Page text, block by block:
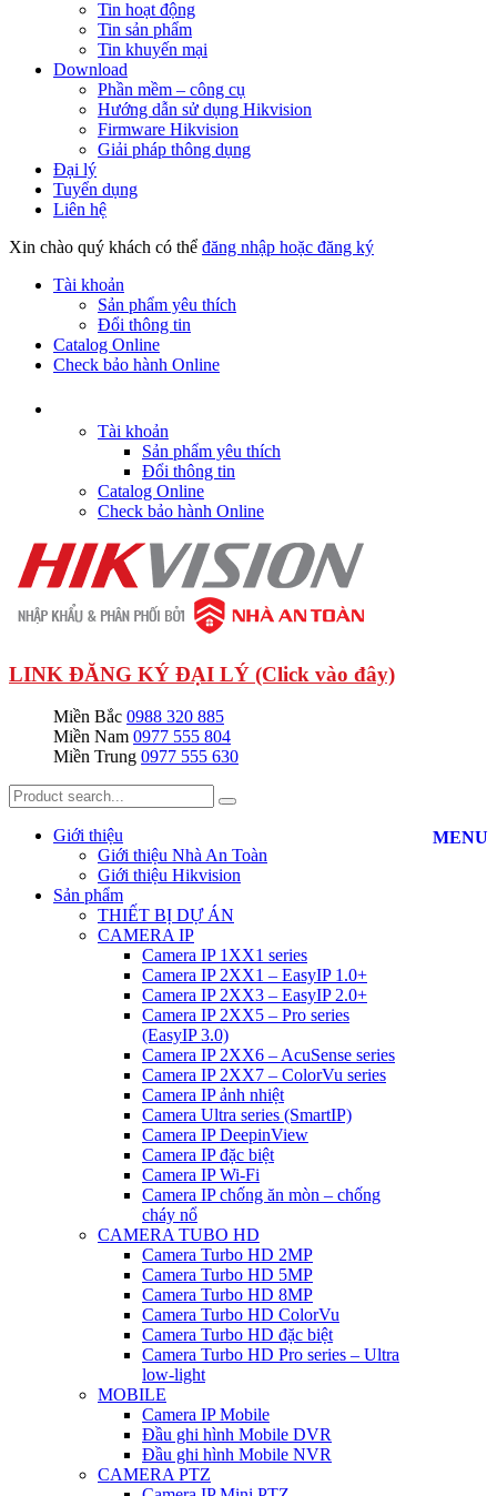
Tin hoạt động
Tin sản phẩm
Tin khuyến mại
Download
Phần mềm – công cụ
Hướng dẫn sử dụng Hikvision
Firmware Hikvision
Giải pháp thông dụng
Đại lý
Tuyển dụng
Liên hệ
Xin chào quý khách có thể đăng nhập hoặc đăng ký
Tài khoản
Sản phẩm yêu thích
Đổi thông tin
Catalog Online
Check bảo hành Online
Tài khoản
Sản phẩm yêu thích
Đổi thông tin
Catalog Online
Check bảo hành Online
LINK ĐĂNG KÝ ĐẠI LÝ (Click vào đây)
Miền Bắc 0988 320 885
Miền Nam 0977 555 804
Miền Trung 0977 555 630
MENU
Giới thiệu
Giới thiệu Nhà An Toàn
Giới thiệu Hikvision
Sản phẩm
THIẾT BỊ DỰ ÁN
CAMERA IP
Camera IP 1XX1 series
Camera IP 2XX1 – EasyIP 1.0+
Camera IP 2XX3 – EasyIP 2.0+
Camera IP 2XX5 – Pro series
(EasyIP 3.0)
Camera IP 2XX6 – AcuSense series
Camera IP 2XX7 – ColorVu series
Camera IP ảnh nhiệt
Camera Ultra series (SmartIP)
Camera IP DeepinView
Camera IP đặc biệt
Camera IP Wi-Fi
Camera IP chống ăn mòn – chống
cháy nổ
CAMERA TUBO HD
Camera Turbo HD 2MP
Camera Turbo HD 5MP
Camera Turbo HD 8MP
Camera Turbo HD ColorVu
Camera Turbo HD đặc biệt
Camera Turbo HD Pro series – Ultra
low-light
MOBILE
Camera IP Mobile
Đầu ghi hình Mobile DVR
Đầu ghi hình Mobile NVR
CAMERA PTZ